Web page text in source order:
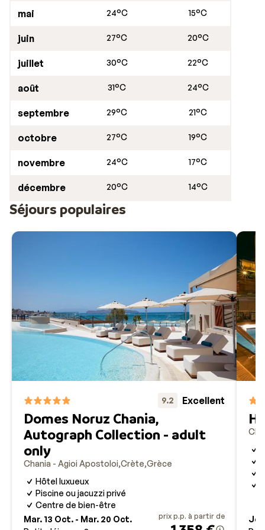
mai 24°C 15°C
juin 27°C 20°C
juillet 30°C 22°C
août 31°C 24°C
septembre 29°C 21°C
octobre 27°C 19°C
novembre 24°C 17°C
décembre 20°C 14°C
Séjours populaires
9.2 Excellent
Domes Noruz Chania,
Autograph Collection - adult
only
Chania - Agioi Apostoloi Crète Grèce
Hôtel luxueux
Piscine ou jacuzzi privé
Centre de bien-être
Mar. 13 Oct. - Mar. 20 Oct.
prix p.p. à partir de